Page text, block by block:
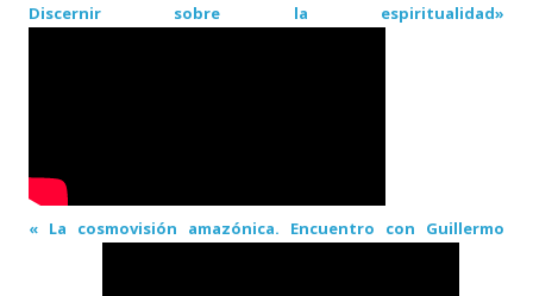
Discernir sobre la espiritualidad»
« La cosmovisión amazónica. Encuentro con Guillermo